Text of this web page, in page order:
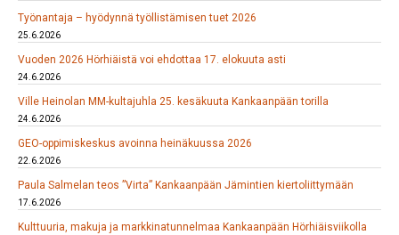
Työnantaja – hyödynnä työllistämisen tuet 2026
25.6.2026
Vuoden 2026 Hörhiäistä voi ehdottaa 17. elokuuta asti
24.6.2026
Ville Heinolan MM-kultajuhla 25. kesäkuuta Kankaanpään torilla
24.6.2026
GEO-oppimiskeskus avoinna heinäkuussa 2026
22.6.2026
Paula Salmelan teos ”Virta” Kankaanpään Jämintien kiertoliittymään
17.6.2026
Kulttuuria, makuja ja markkinatunnelmaa Kankaanpään Hörhiäisviikolla